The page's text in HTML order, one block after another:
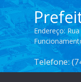
Endereço:
Telefone: